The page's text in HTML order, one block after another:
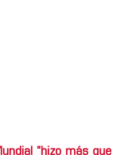
“hizo más que